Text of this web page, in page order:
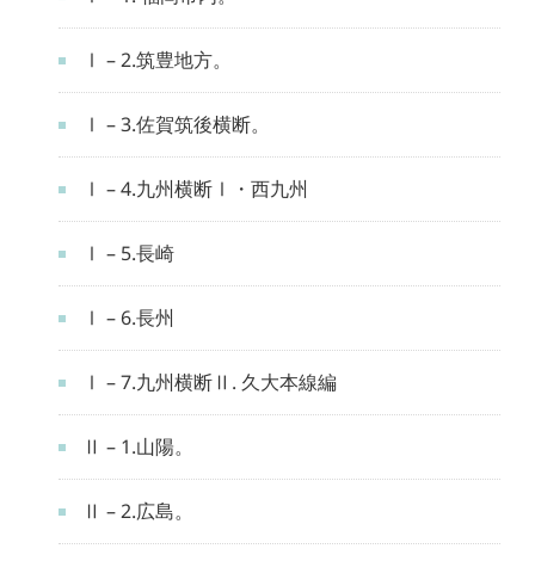
Ⅰ – 2.筑豊地方。
Ⅰ – 3.佐賀筑後横断。
Ⅰ – 4.九州横断Ⅰ・西九州
Ⅰ – 5.長崎
Ⅰ – 6.長州
Ⅰ – 7.九州横断Ⅱ. 久大本線編
Ⅱ – 1.山陽。
Ⅱ – 2.広島。